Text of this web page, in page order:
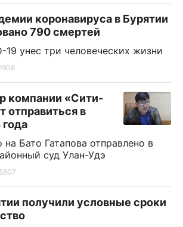
коронавируса в Бурятии
790 смертей
19 унес три человеческих жизни
компании «Сити-
отправиться в
на Бато Гатапова отправлено в
суд Улан-Удэ
5807
получили условные сроки